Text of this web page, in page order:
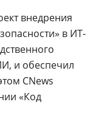
внедрения
в ИТ-
и обеспечил
CNews
«Код